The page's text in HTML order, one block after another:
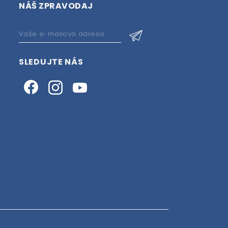
NÁŠ ZPRAVODAJ
SLEDUJTE NÁS